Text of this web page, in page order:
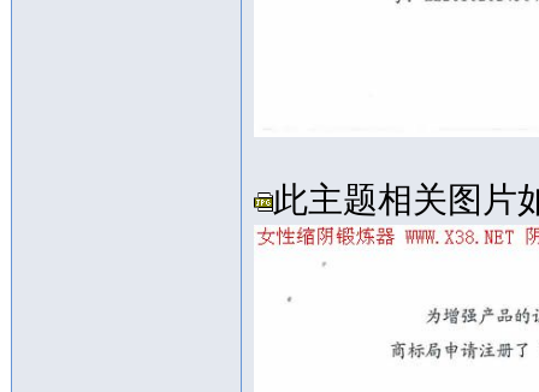
此主题相关图片